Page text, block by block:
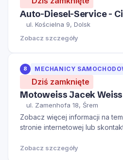
Auto-Diesel-Service -
ul. Kościelna 9, Dolsk
Zobacz szczegóły
8 MECHANICY
Dziś zamknięte
Motoweiss Jacek Weiss
ul. Zamenhofa 18, Śrem
Zobacz więcej informacji na
stronie internetowej lub
Zobacz szczegóły